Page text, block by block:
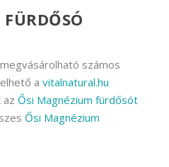
számos
a vitalnatural.hu
az Ősi Magnézium fürdősót
Ősi Magnézium